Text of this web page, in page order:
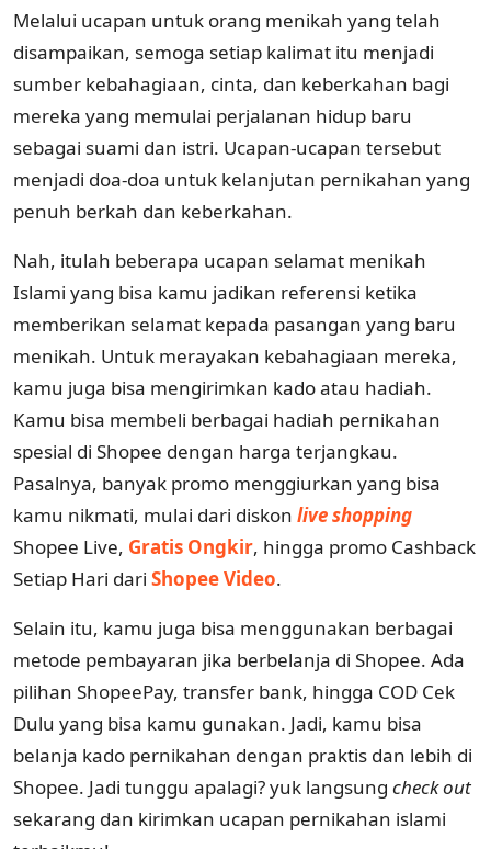
Melalui ucapan untuk orang menikah yang telah
disampaikan, semoga setiap kalimat itu menjadi
sumber kebahagiaan, cinta, dan keberkahan bagi
mereka yang memulai perjalanan hidup baru
sebagai suami dan istri. Ucapan-ucapan tersebut
menjadi doa-doa untuk kelanjutan pernikahan yang
penuh berkah dan keberkahan.
Nah, itulah beberapa ucapan selamat menikah
Islami yang bisa kamu jadikan referensi ketika
memberikan selamat kepada pasangan yang baru
menikah. Untuk merayakan kebahagiaan mereka,
kamu juga bisa mengirimkan kado atau hadiah.
Kamu bisa membeli berbagai hadiah pernikahan
spesial di Shopee dengan harga terjangkau.
Pasalnya, banyak promo menggiurkan yang bisa
kamu nikmati, mulai dari diskon live shopping
Shopee Live, Gratis Ongkir, hingga promo Cashback
Setiap Hari dari Shopee Video.
Selain itu, kamu juga bisa menggunakan berbagai
metode pembayaran jika berbelanja di Shopee. Ada
pilihan ShopeePay, transfer bank, hingga COD Cek
Dulu yang bisa kamu gunakan. Jadi, kamu bisa
belanja kado pernikahan dengan praktis dan lebih di
Shopee. Jadi tunggu apalagi? yuk langsung check out
sekarang dan kirimkan ucapan pernikahan islami